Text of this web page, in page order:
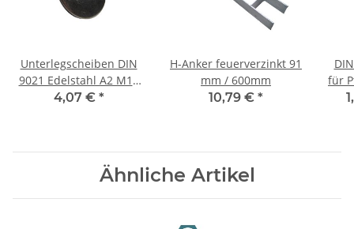
Unterlegscheiben DIN
9021 Edelstahl A2 M10
(50) Stück
4,07 € *
H-Anker feuerverzinkt 91
mm / 600mm
10,79 € *
für
Ähnliche Artikel